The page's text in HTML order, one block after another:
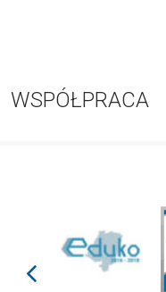
WSPÓŁPRACA
prev